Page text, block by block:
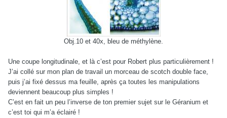
Obj.10 et 40x, bleu de méthylène.
Une coupe longitudinale, et là c’est pour Robert plus particulièrement !
J’ai collé sur mon plan de travail un morceau de scotch double face,
puis j’ai fixé dessus ma feuille, après ça toutes les manipulations
deviennent beaucoup plus simples !
C’est en fait un peu l’inverse de ton premier sujet sur le Géranium et
c’est toi qui m’a éclairé !